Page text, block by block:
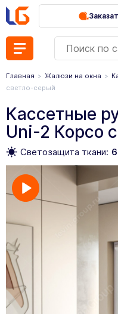
Главная Жалюзи на окна
светло-серый
Кассетные
Uni-2 Корсо
Светозащита ткани: